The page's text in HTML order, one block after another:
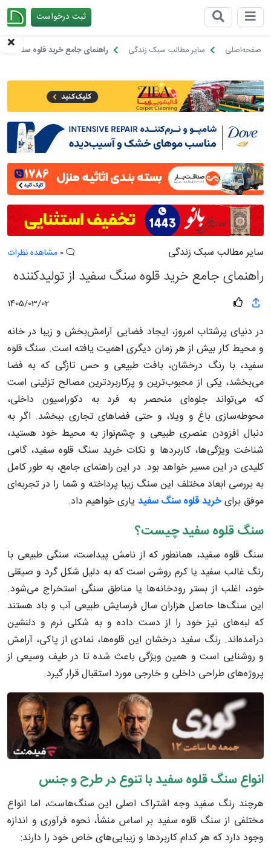
ثبت درخواست
صفحه‌اصلی سایر مطالب سبک زندگی راهنمای جامع خرید قلوه سنگ
سایر مطالب سبک زندگی مشاهده نظرات
راهنمای جامع خرید قلوه سنگ سفید از تولیدکننده
1405/03/02
در دنیای پرشتاب امروز، ایجاد فضایی آرامش‌بخش و زیبا در خانه
و محیط کار بیش از هر زمان دیگری اهمیت یافته است. سنگ قلوه
سفید، با رنگ درخشان، بافت طبیعی و حس تازگی که به فضا
می‌بخشد، یکی از محبوب‌ترین و پرکاربردترین مصالح تزئینی است
که می‌تواند جلوه‌ای منحصر به فرد به دکوراسیون داخلی،
محوطه‌سازی باغ و ویلا، و حتی فضاهای تجاری ببخشد. اگر به
دنبال افزودن عنصری طبیعی و چشم‌نواز به محیط خود هستید،
شناخت ویژگی‌ها، کاربردها و نکات خرید سنگ قلوه سفید، گامی
کلیدی در این مسیر خواهد بود. در این راهنمای جامع، به طور کامل
به بررسی ابعاد مختلف این سنگ زیبا پرداخته و شما را در تجربه‌ای
موفق برایخرید قلوه سنگ سفید یاری خواهیم داد.
سنگ قلوه سفید چیست؟
سنگ قلوه سفید، همانطور که از نامش پیداست، سنگی طبیعی با
رنگ غالب سفید یا کرم روشن است که به دلیل شکل گرد و صیقلی
خود، اغلب از بستر رودخانه‌ها یا مناطق سنگی استخراج می‌شود.
این سنگ‌ها حاصل هزاران سال فرسایش طبیعی آب و باد هستند
که لبه‌های تیز خود را از دست داده و به شکلی نرم و دلنشین
درآمده‌اند. رنگ سفید درخشان این قلوه‌ها، نمادی از پاکی، آرامش
و روشنایی است و همین ویژگی باعث شده تا در طیف وسیعی از
پروژه‌های طراحی داخلی و خارجی مورد استقبال قرار گیرد.
انواع سنگ قلوه سفید با تنوع در طرح و جنس
هرچند رنگ سفید وجه اشتراک اصلی این سنگ‌هاست، اما انواع
مختلفی از سنگ قلوه سفید بر اساس منشأ، نحوه فرآوری و اندازه
وجود دارد که هر کدام کاربردها و زیبایی‌های خاص خود را دارند: